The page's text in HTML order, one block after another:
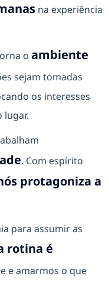
na experiência
o ambiente
sejam tomadas
os interesses
lugar.
. Com espírito
protagoniza a
para assumir as
rotina é
e amarmos o que